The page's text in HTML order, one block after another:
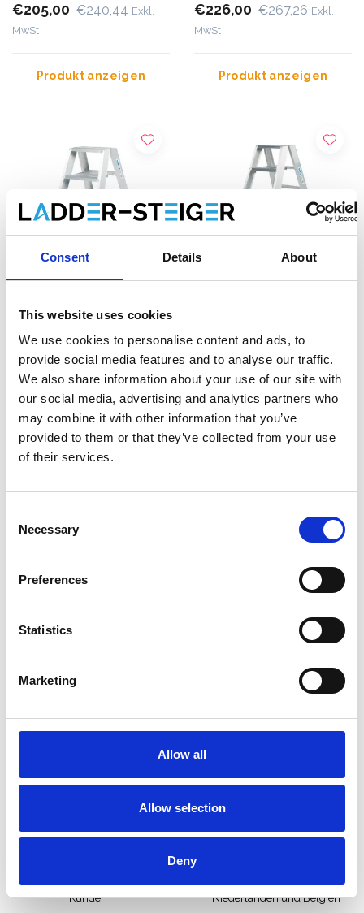
Consent Details About
This website uses cookies
We use cookies to personalise content and ads, to
provide social media features and to analyse our traffic.
We also share information about your use of our site with
our social media, advertising and analytics partners who
may combine it with other information that you’ve
provided to them or that they’ve collected from your use
of their services.
Selection
Necessary
Preferences
Statistics
Marketing
Allow all
Allow selection
Deny
€205,00 €240,44 Exkl.
MwSt
Produkt anzeigen
€226,00 €267,26 Exkl.
MwSt
Produkt anzeigen
Solide Stufen-Stehleiter
beidseitig begehbar 2 x 4
Sprossen DT04
€262,00 €312,03 Exkl.
MwSt
beidseitig begehbar 2 x 5
Sprossen DT05
€321,00 €387,17 Exkl.
MwSt
Produkt anzeigen
Sprossen DT06
MwSt
Solide Stufen-Stehleiter
Sprossen DT08
€473,00
Mehr als 10.000 zufriedene
Kunden
Kostenloser Versand in den
Niederlanden und Belgien